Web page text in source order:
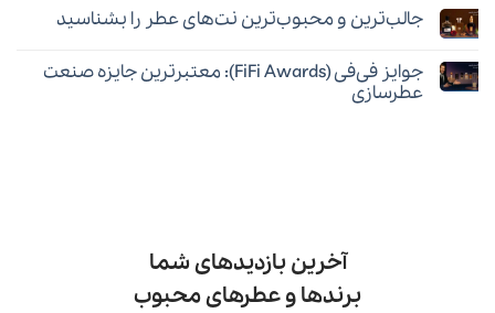
معرفی
۱۰
عطری
برای
برندگان
۲۰۲۴:
جشنواره
برترین‌های
ثبت
نشده
جالب‌ترین و محبوب‌ترین نت‌های عطر را بشناسید
برای
جالب‌ترین
و
ثبت
نشده
جوایز فی‌فی (FiFi Awards): معتبرترین جایزه صنعت
عطرسازی
آخرین بازدیدهای شما
برندها و عطرهای محبوب